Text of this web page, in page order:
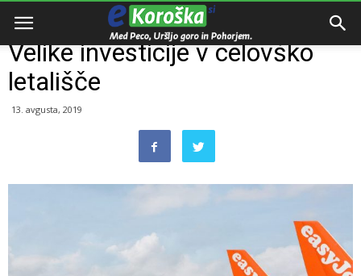
Domov
Velike investicije v celovško
letališče
13. avgusta, 2019